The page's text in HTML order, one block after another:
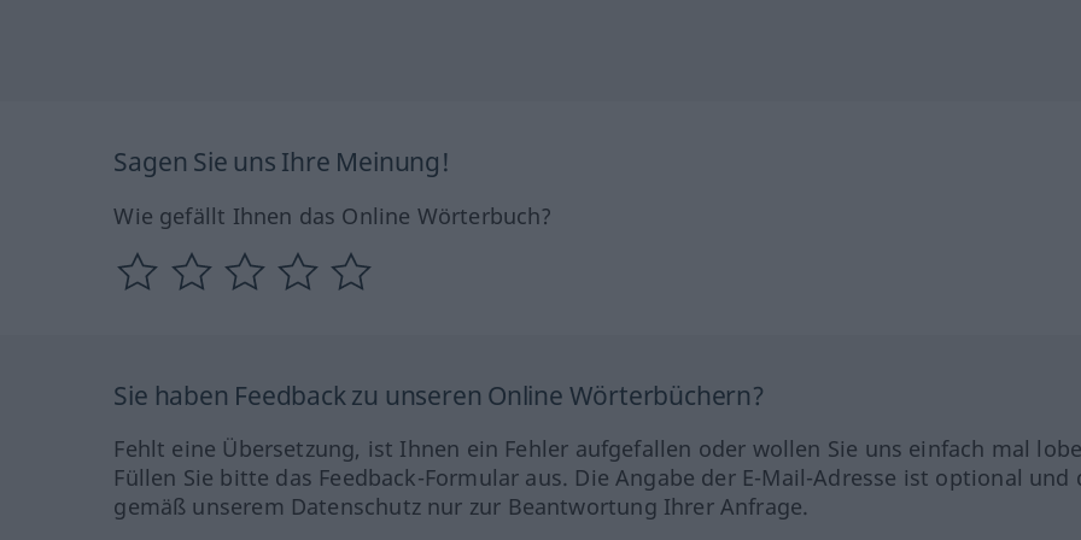
Sagen Sie uns Ihre Meinung!
Wie gefällt Ihnen das Online Wörterbuch?
Sie haben Feedback zu unseren Online Wörterbüchern?
Fehlt eine Übersetzung, ist Ihnen ein Fehler aufgefallen oder wollen Sie uns einfach mal
Füllen Sie bitte das Feedback-Formular aus. Die Angabe der E-Mail-Adresse ist optional und
gemäß unserem Datenschutz nur zur Beantwortung Ihrer Anfrage.